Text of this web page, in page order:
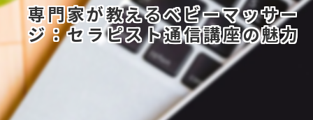
専門家が教えるベビーマッサー
ジ：セラピスト通信講座の魅力